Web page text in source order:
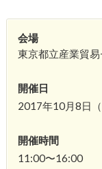
会場
東京都立産業貿
開催日
2017年10月8日（
開催時間
11:00〜16:00